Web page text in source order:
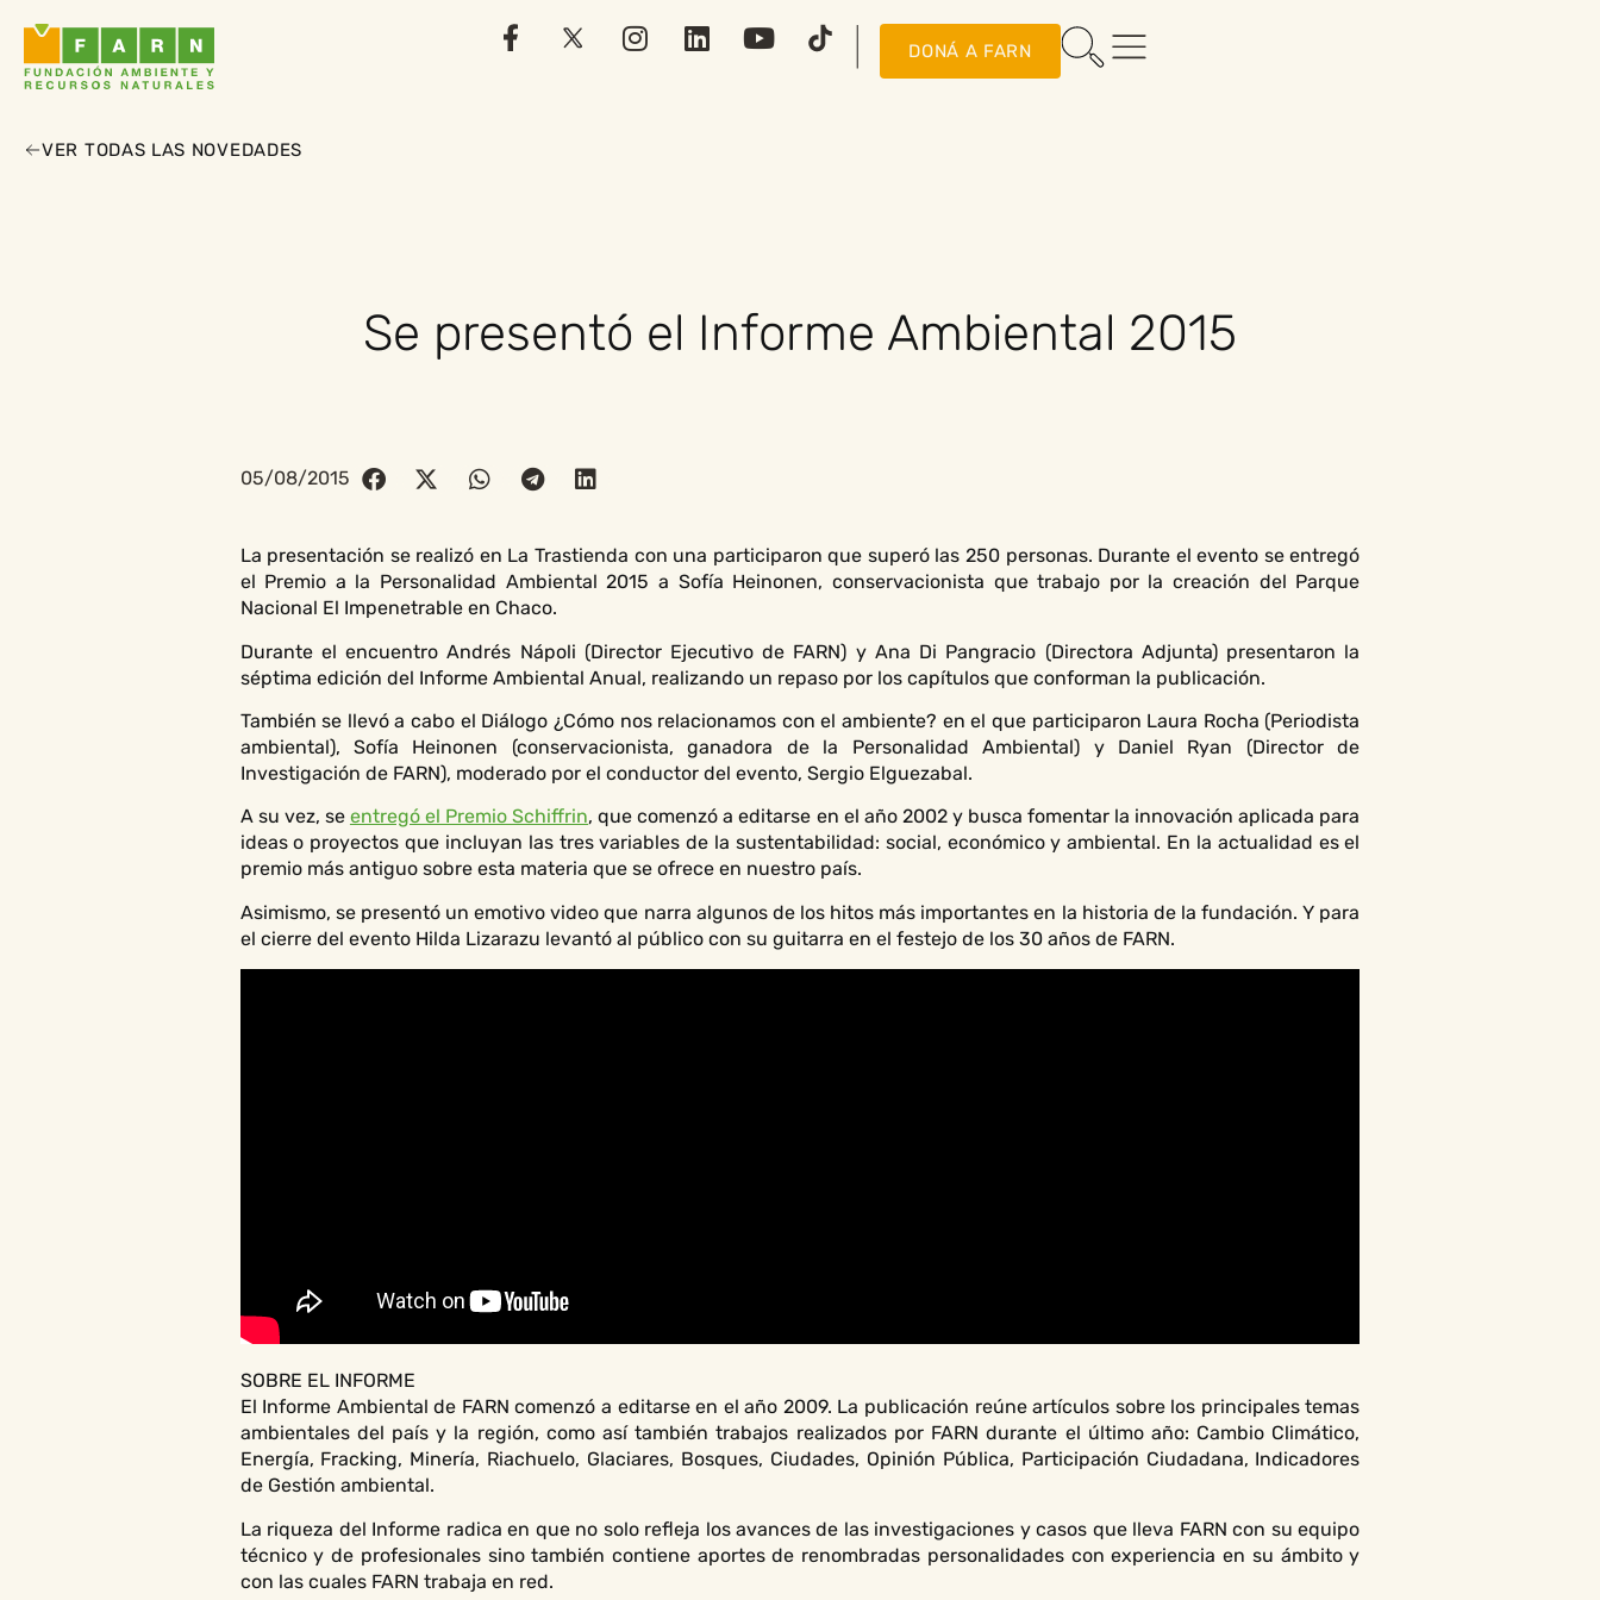
DONÁ A FARN
VER TODAS LAS NOVEDADES
Se presentó el Informe Ambiental 2015
05/08/2015
La presentación se realizó en La Trastienda con una participaron que superó las 250 personas. Durante el evento se entregó
el Premio a la Personalidad Ambiental 2015 a Sofía Heinonen, conservacionista que trabajo por la creación del Parque
Nacional El Impenetrable en Chaco.
Durante el encuentro Andrés Nápoli (Director Ejecutivo de FARN) y Ana Di Pangracio (Directora Adjunta) presentaron la
séptima edición del Informe Ambiental Anual, realizando un repaso por los capítulos que conforman la publicación.
También se llevó a cabo el Diálogo ¿Cómo nos relacionamos con el ambiente? en el que participaron Laura Rocha (Periodista
ambiental), Sofía Heinonen (conservacionista, ganadora de la Personalidad Ambiental) y Daniel Ryan (Director de
Investigación de FARN), moderado por el conductor del evento, Sergio Elguezabal.
A su vez, se entregó el Premio Schiffrin, que comenzó a editarse en el año 2002 y busca fomentar la innovación aplicada para
ideas o proyectos que incluyan las tres variables de la sustentabilidad: social, económico y ambiental. En la actualidad es el
premio más antiguo sobre esta materia que se ofrece en nuestro país.
Asimismo, se presentó un emotivo video que narra algunos de los hitos más importantes en la historia de la fundación. Y para
el cierre del evento Hilda Lizarazu levantó al público con su guitarra en el festejo de los 30 años de FARN.
SOBRE EL INFORME
El Informe Ambiental de FARN comenzó a editarse en el año 2009. La publicación reúne artículos sobre los principales temas
ambientales del país y la región, como así también trabajos realizados por FARN durante el último año: Cambio Climático,
Energía, Fracking, Minería, Riachuelo, Glaciares, Bosques, Ciudades, Opinión Pública, Participación Ciudadana, Indicadores
de Gestión ambiental.
La riqueza del Informe radica en que no solo refleja los avances de las investigaciones y casos que lleva FARN con su equipo
técnico y de profesionales sino también contiene aportes de renombradas personalidades con experiencia en su ámbito y
con las cuales FARN trabaja en red.